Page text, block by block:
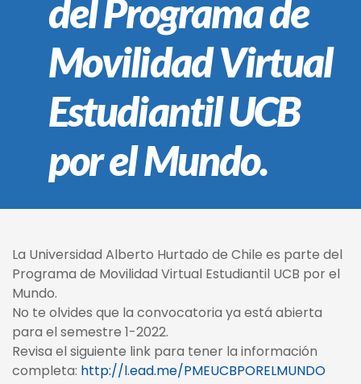
del Programa de
Movilidad Virtual
Estudiantil UCB
por el Mundo.
La Universidad Alberto Hurtado de Chile es parte del
Programa de Movilidad Virtual Estudiantil UCB por el
Mundo.
No te olvides que la convocatoria ya está abierta
para el semestre 1-2022.
Revisa el siguiente link para tener la información
completa: http://l.ead.me/PMEUCBPORELMUNDO